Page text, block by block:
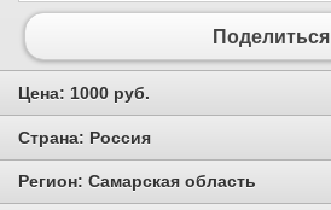
Поделиться
Цена: 1000 руб.
Страна: Россия
Регион: Самарская область